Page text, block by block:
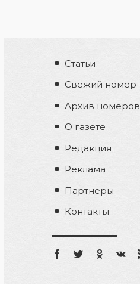
Статьи
Свежий номер
Архив номеров
О газете
Редакция
Реклама
Партнеры
Контакты